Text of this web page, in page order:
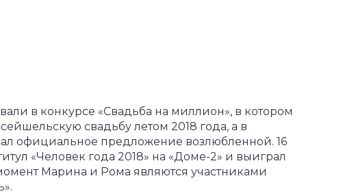
в конкурсе «Свадьба на миллион», в котором
свадьбу летом 2018 года, а в
официальное предложение возлюбленной. 16
«Человек года 2018» на «Доме-2» и выиграл
Марина и Рома являются участниками